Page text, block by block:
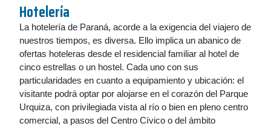
Hotelería
La hotelería de Paraná, acorde a la exigencia del viajero de
nuestros tiempos, es diversa. Ello implica un abanico de
ofertas hoteleras desde el residencial familiar al hotel de
cinco estrellas o un hostel. Cada uno con sus
particularidades en cuanto a equipamiento y ubicación: el
visitante podrá optar por alojarse en el corazón del Parque
Urquiza, con privilegiada vista al río o bien en pleno centro
comercial, a pasos del Centro Cívico o del ámbito